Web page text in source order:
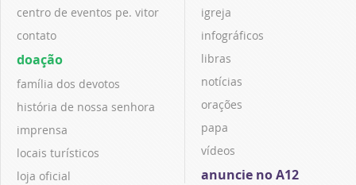
centro de eventos pe. vitor
contato
doação
família dos devotos
história de nossa senhora
imprensa
locais turísticos
loja oficial
igreja
infográficos
libras
notícias
orações
papa
vídeos
anuncie no A12